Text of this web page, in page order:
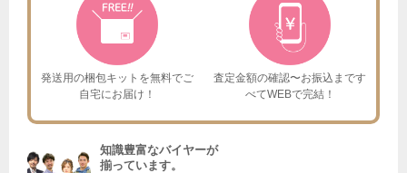
発送用の梱包キットを無料でご
自宅にお届け！
査定金額の確認〜お振込まです
べてWEBで完結！
知識豊富なバイヤーが
揃っています。